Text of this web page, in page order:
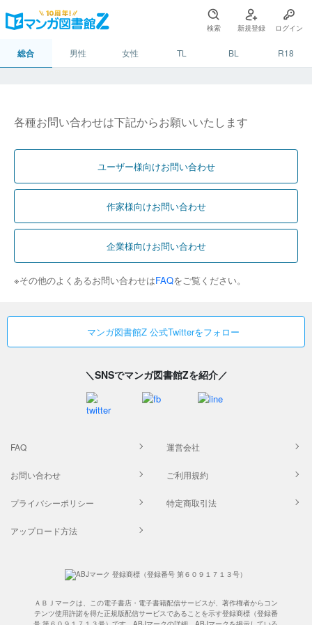
検索 新規登録 ログイン
総合 男性 女性 TL BL R18
各種お問い合わせは下記からお願いいたします
ユーザー様向けお問い合わせ
作家様向けお問い合わせ
企業様向けお問い合わせ
※その他のよくあるお問い合わせはFAQをご覧ください。
マンガ図書館Z 公式Twitterをフォロー
＼SNSでマンガ図書館Zを紹介／
FAQ 運営会社
お問い合わせ ご利用規約
プライバシーポリシー 特定商取引法
アップロード方法
ＡＢＪマークは、この電子書店・電子書籍配信サービスが、著作権者からコン
テンツ使用許諾を得た正規版配信サービスであることを示す登録商標（登録番